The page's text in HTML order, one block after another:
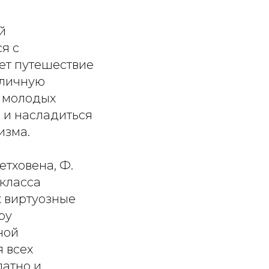
с
путешествие
молодых
насладиться
Ф.
всех
и